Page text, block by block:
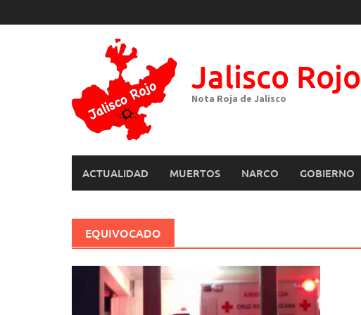
to
Jalisco Rojo
Nota Roja de Jalisco
ACTUALIDAD MUERTOS NARCO GOBIERNO
EQUIVOCADO